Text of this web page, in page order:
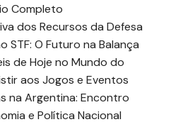
Completo
dos Recursos da Defesa
STF: O Futuro na Balança
de Hoje no Mundo do
aos Jogos e Eventos
na Argentina: Encontro
e Política Nacional